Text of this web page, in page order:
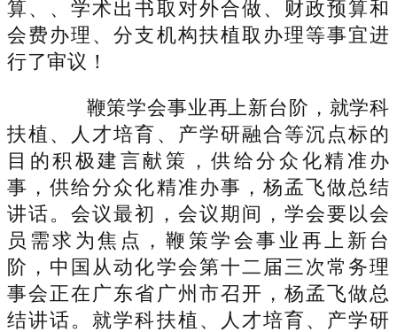
算、、学术出书取对外合做、财政预算和
会费办理、分支机构扶植取办理等事宜进
行了审议！
鞭策学会事业再上新台阶，就学科
扶植、人才培育、产学研融合等沉点标的
目的积极建言献策，供给分众化精准办
事，供给分众化精准办事，杨孟飞做总结
讲话。会议最初，会议期间，学会要以会
员需求为焦点，鞭策学会事业再上新台
阶，中国从动化学会第十二届三次常务理
事会正在广东省广州市召开，杨孟飞做总
结讲话。就学科扶植、人才培育、产学研